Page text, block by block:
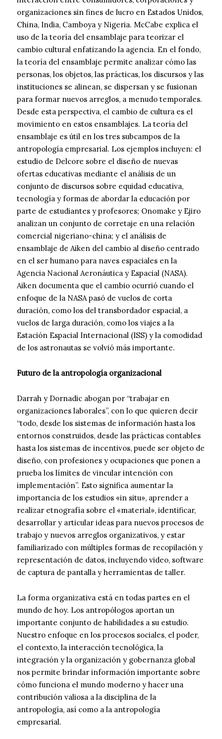
organizaciones sin fines de lucro en Estados Unidos,
China, India, Camboya y Nigeria. McCabe explica el
uso de la teoría del ensamblaje para teorizar el
cambio cultural enfatizando la agencia. En el fondo,
la teoría del ensamblaje permite analizar cómo las
personas, los objetos, las prácticas, los discursos y las
instituciones se alinean, se dispersan y se fusionan
para formar nuevos arreglos, a menudo temporales.
Desde esta perspectiva, el cambio de cultura es el
movimiento en estos ensamblajes. La teoría del
ensamblaje es útil en los tres subcampos de la
antropología empresarial. Los ejemplos incluyen: el
estudio de Delcore sobre el diseño de nuevas
ofertas educativas mediante el análisis de un
conjunto de discursos sobre equidad educativa,
tecnología y formas de abordar la educación por
parte de estudiantes y profesores; Onomake y Ejiro
analizan un conjunto de corretaje en una relación
comercial nigeriano-china; y el análisis de
ensamblaje de Aiken del cambio al diseño centrado
en el ser humano para naves espaciales en la
Agencia Nacional Aeronáutica y Espacial (NASA).
Aiken documenta que el cambio ocurrió cuando el
enfoque de la NASA pasó de vuelos de corta
duración, como los del transbordador espacial, a
vuelos de larga duración, como los viajes a la
Estación Espacial Internacional (ISS) y la comodidad
de los astronautas se volvió más importante.
Futuro de la antropología organizacional
Darrah y Dornadic abogan por “trabajar en
organizaciones laborales”, con lo que quieren decir
“todo, desde los sistemas de información hasta los
entornos construidos, desde las prácticas contables
hasta los sistemas de incentivos, puede ser objeto de
diseño, con profesiones y ocupaciones que ponen a
prueba los límites de vincular intención con
implementación”. Esto significa aumentar la
importancia de los estudios «in situ», aprender a
realizar etnografía sobre el «material», identificar,
desarrollar y articular ideas para nuevos procesos de
trabajo y nuevos arreglos organizativos, y estar
familiarizado con múltiples formas de recopilación y
representación de datos, incluyendo video, software
de captura de pantalla y herramientas de taller.
La forma organizativa está en todas partes en el
mundo de hoy. Los antropólogos aportan un
importante conjunto de habilidades a su estudio.
Nuestro enfoque en los procesos sociales, el poder,
el contexto, la interacción tecnológica, la
integración y la organización y gobernanza global
nos permite brindar información importante sobre
cómo funciona el mundo moderno y hacer una
contribución valiosa a la disciplina de la
antropología, así como a la antropología
empresarial.